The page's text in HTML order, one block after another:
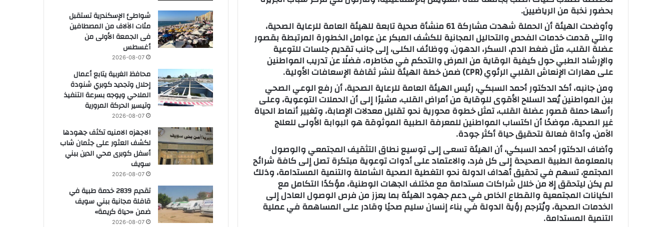
بحضور نخبة من الرياضيين.
وأوضحت الهيئة أن الحملة شهدت مشاركة 61 منشأة صحية تابعة للهيئة العامة للرعاية الصحية،
والتي قدمت خدمات الفحص والتحاليل المجانية للكشف المبكر عن عوامل الخطورة المرتبطة بقصور
عضلة القلب، مثل ضغط الدم، السكر، الدهون، ووظائف الكلى، إلى جانب تقديم جلسات للتوعية
والإرشاد الطبي حول كيفية الوقاية من المرض والتحكم في مخاطره، فضلًا عن تدريب المواطنين
على مهارات الإنعاش القلبي الرئوي (CPR) ضمن خطة الهيئة لنشر ثقافة الإسعافات الأولية.
ومن جانبه، أكد الدكتور أحمد السبكي، رئيس الهيئة العامة للرعاية الصحية، أن رفع الوعي الصحي
بين المواطنين يُعد السلاح الأقوى للوقاية من أمراض القلب، مشيرًا إلى أن الحملات التوعوية، وعلى
رأسها حملة قصور عضلة القلب، تمثل خطوة محورية نحو تقليل معدلات الإصابة، وتغيير أنماط الحياة
غير الصحية، موضحًا أن اكتساب المواطنين للمعرفة الطبية الموثوقة هو البوابة الأولى للعلاج
الآمن، وأداة فعالة لتحقيق حياة أكثر جودة.
وأضاف الدكتور أحمد السبكي، أن الهيئة تسعى إلى توسيع نطاق التثقيف المجتمعي والوصول
بالمعلومة الطبية الصحيحة إلى كل فرد، والاعتماد على أدوات توعوية مبتكرة تصل إلى كافة شرائح
المجتمع، تسهم في تحقيق أهداف الدولة نحو التغطية الصحية الشاملة والتنمية المستدامة، وذلك
لم يكن ليتحقق إلا من خلال شراكات مستدامة مع مختلف الجهات الوطنية، مؤكدًا التكامل مع
الكيانات المجتمعية والقطاع الخاص في دعم جهود الهيئة بما يعزز من فرص الوصول العادل إلى
الخدمات الصحية، ويُترجم رؤية الدولة في بناء إنسان سليم صحيًا وقادر على المساهمة في عملية
التنمية المستدامة.
شواطئ الإسكندرية تستقبل
مئات الآلاف من المصطافين
فى الجمعة الأولى من
أغسطس
2026-08-07
محافظ الغربية يتابع أعمال
إحلال وتجديد كوبري شنودة
الملاحي ويوجه بسرعة التنفيذ
وتيسير الحركة المرورية
2026-08-07
الاجهزه الامنيه تكثف جهودها
لكشف العثور على جثمان شاب
أسفل كوبرى محي الدين ببني
سويف
2026-08-07
تقديم 2839 خدمة طبية في
قافلة مجانية ببني سويف
ضمن «حياة كريمة»
2026-08-07